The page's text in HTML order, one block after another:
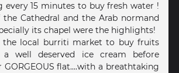
every 15 minutes to buy fresh water !
Cathedral and the Arab normand
its chapel were the highlights!
the local burriti market to buy fruits
well deserved ice cream before
flat....with a breathtaking